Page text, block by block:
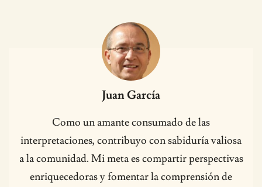
Juan García
Como un amante consumado de las
interpretaciones, contribuyo con sabiduría valiosa
a la comunidad. Mi meta es compartir perspectivas
enriquecedoras y fomentar la comprensión de